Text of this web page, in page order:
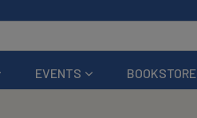
EVENTS BOOKSTORE